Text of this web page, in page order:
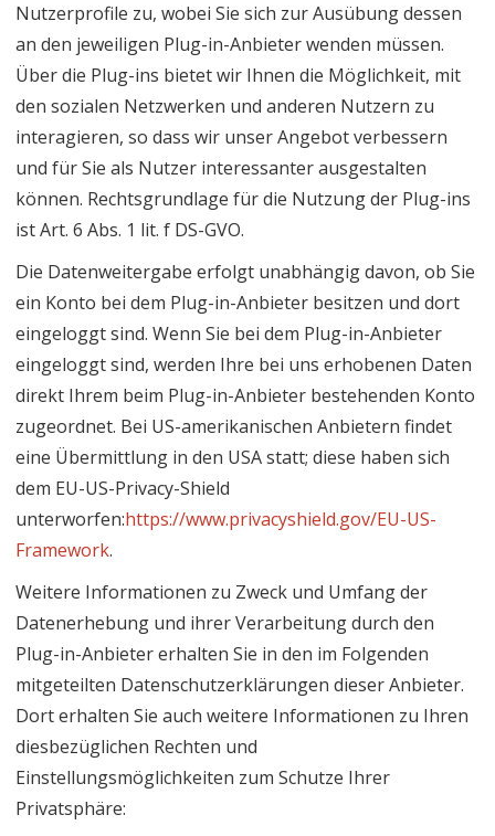
Nutzerprofile zu, wobei Sie sich zur Ausübung dessen
an den jeweiligen Plug-in-Anbieter wenden müssen.
Über die Plug-ins bietet wir Ihnen die Möglichkeit, mit
den sozialen Netzwerken und anderen Nutzern zu
interagieren, so dass wir unser Angebot verbessern
und für Sie als Nutzer interessanter ausgestalten
können. Rechtsgrundlage für die Nutzung der Plug-ins
ist Art. 6 Abs. 1 lit. f DS-GVO.
Die Datenweitergabe erfolgt unabhängig davon, ob Sie
ein Konto bei dem Plug-in-Anbieter besitzen und dort
eingeloggt sind. Wenn Sie bei dem Plug-in-Anbieter
eingeloggt sind, werden Ihre bei uns erhobenen Daten
direkt Ihrem beim Plug-in-Anbieter bestehenden Konto
zugeordnet. Bei US-amerikanischen Anbietern findet
eine Übermittlung in den USA statt; diese haben sich
dem EU-US-Privacy-Shield
unterworfen:https://www.privacyshield.gov/EU-US-
Framework.
Weitere Informationen zu Zweck und Umfang der
Datenerhebung und ihrer Verarbeitung durch den
Plug-in-Anbieter erhalten Sie in den im Folgenden
mitgeteilten Datenschutzerklärungen dieser Anbieter.
Dort erhalten Sie auch weitere Informationen zu Ihren
diesbezüglichen Rechten und
Einstellungsmöglichkeiten zum Schutze Ihrer
Privatsphäre: